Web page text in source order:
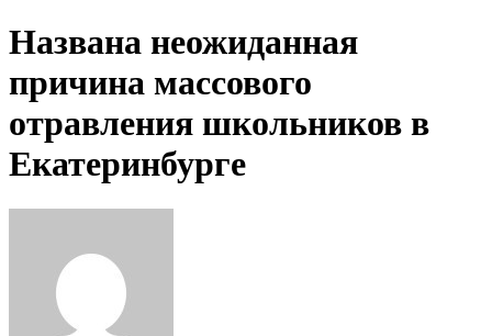
Названа неожиданная
причина массового
отравления школьников в
Екатеринбурге